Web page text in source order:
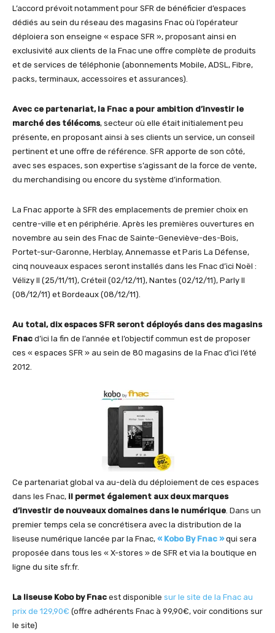
L’accord prévoit notamment pour SFR de bénéficier d’espaces
dédiés au sein du réseau des magasins Fnac où l’opérateur
déploiera son enseigne « espace SFR », proposant ainsi en
exclusivité aux clients de la Fnac une offre complète de produits
et de services de téléphonie (abonnements Mobile, ADSL, Fibre,
packs, terminaux, accessoires et assurances).
Avec ce partenariat, la Fnac a pour ambition d’investir le
marché des télécoms, secteur où elle était initialement peu
présente, en proposant ainsi à ses clients un service, un conseil
pertinent et une offre de référence. SFR apporte de son côté,
avec ses espaces, son expertise s’agissant de la force de vente,
du merchandising ou encore du système d’information.
La Fnac apporte à SFR des emplacements de premier choix en
centre-ville et en périphérie. Après les premières ouvertures en
novembre au sein des Fnac de Sainte-Geneviève-des-Bois,
Portet-sur-Garonne, Herblay, Annemasse et Paris La Défense,
cinq nouveaux espaces seront installés dans les Fnac d’ici Noël :
Vélizy II (25/11/11), Créteil (02/12/11), Nantes (02/12/11), Parly II
(08/12/11) et Bordeaux (08/12/11).
Au total, dix espaces SFR seront déployés dans des magasins
Fnac d’ici la fin de l’année et l’objectif commun est de proposer
ces « espaces SFR » au sein de 80 magasins de la Fnac d’ici l’été
2012.
Ce partenariat global va au-delà du déploiement de ces espaces
dans les Fnac, il permet également aux deux marques
d’investir de nouveaux domaines dans le numérique. Dans un
premier temps cela se concrétisera avec la distribution de la
liseuse numérique lancée par la Fnac, « Kobo By Fnac »qui sera
proposée dans tous les « X-stores » de SFR et via la boutique en
ligne du site sfr.fr.
La liseuse Kobo by Fnac est disponible sur le site de la Fnac au
prix de 129,90€ (offre adhérents Fnac à 99,90€, voir conditions sur
le site)